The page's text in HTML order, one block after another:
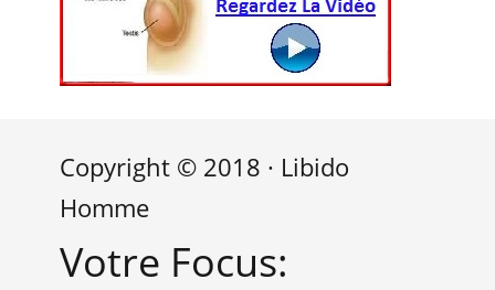
Copyright © 2018 · Libido
Homme
Votre Focus: